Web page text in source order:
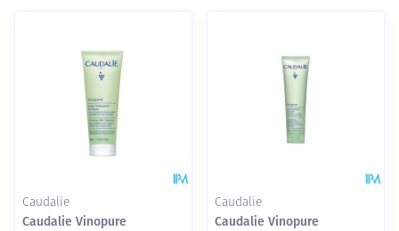
Caudalie
Caudalie Vinopure
Caudalie
Caudalie Vinopure